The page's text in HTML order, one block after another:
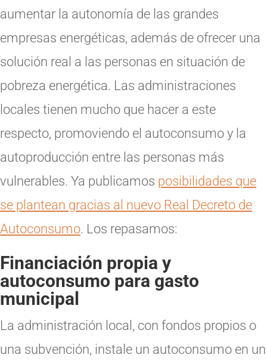
aumentar la autonomía de las grandes
empresas energéticas, además de ofrecer una
solución real a las personas en situación de
pobreza energética. Las administraciones
locales tienen mucho que hacer a este
respecto, promoviendo el autoconsumo y la
autoproducción entre las personas más
vulnerables. Ya publicamos posibilidades que
se plantean gracias al nuevo Real Decreto de
Autoconsumo. Los repasamos:
Financiación propia y
autoconsumo para gasto
municipal
La administración local, con fondos propios o
una subvención, instale un autoconsumo en un